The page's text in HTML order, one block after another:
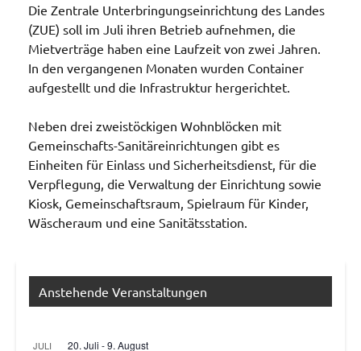
Die Zentrale Unterbringungseinrichtung des Landes
(ZUE) soll im Juli ihren Betrieb aufnehmen, die
Mietverträge haben eine Laufzeit von zwei Jahren.
In den vergangenen Monaten wurden Container
aufgestellt und die Infrastruktur hergerichtet.
Neben drei zweistöckigen Wohnblöcken mit
Gemeinschafts-Sanitäreinrichtungen gibt es
Einheiten für Einlass und Sicherheitsdienst, für die
Verpflegung, die Verwaltung der Einrichtung sowie
Kiosk, Gemeinschaftsraum, Spielraum für Kinder,
Wäscheraum und eine Sanitätsstation.
Allgemein
Anstehende Veranstaltungen
JULI 20. Juli -9. August